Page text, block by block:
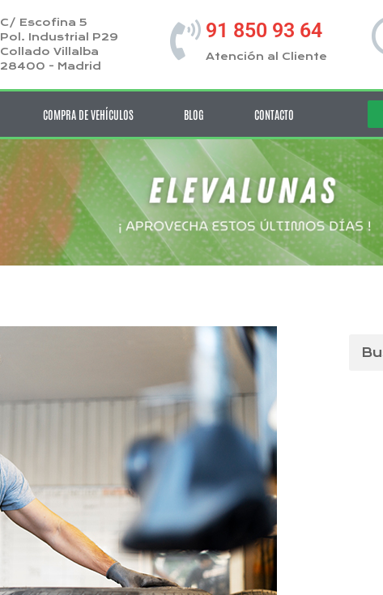
C/ Escofina 5
Pol. Industrial P29
Collado Villalba
28400 - Madrid
91 850 93 64
Atención al Cliente
COMPRA DE VEHÍCULOS BLOG CONTACTO